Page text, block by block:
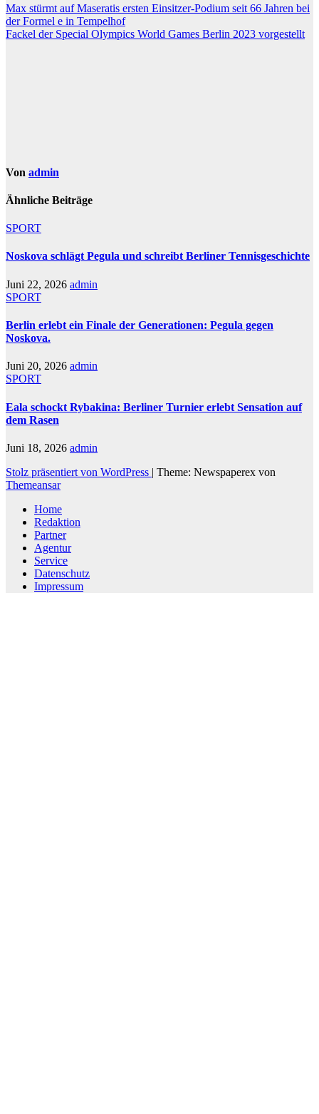
Beitragsnavigation
Max stürmt auf Maseratis ersten Einsitzer-Podium seit 66 Jahren bei
der Formel e in Tempelhof
Fackel der Special Olympics World Games Berlin 2023 vorgestellt
Von admin
Ähnliche Beiträge
SPORT
Noskova schlägt Pegula und schreibt Berliner Tennisgeschichte
Juni 22, 2026 admin
SPORT
Berlin erlebt ein Finale der Generationen: Pegula gegen
Noskova.
Juni 20, 2026 admin
SPORT
Eala schockt Rybakina: Berliner Turnier erlebt Sensation auf
dem Rasen
Juni 18, 2026 admin
Stolz präsentiert von WordPress | Theme: Newspaperex von
Themeansar
Home
Redaktion
Partner
Agentur
Service
Datenschutz
Impressum